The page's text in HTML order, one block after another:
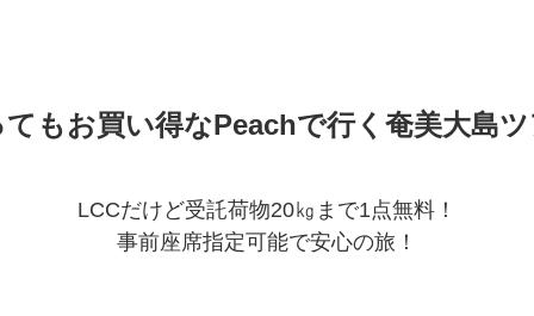
もお買い得なPeachで行く奄美大島
LCCだけど受託荷物20㎏まで1点無料！
事前座席指定可能で安心の旅！